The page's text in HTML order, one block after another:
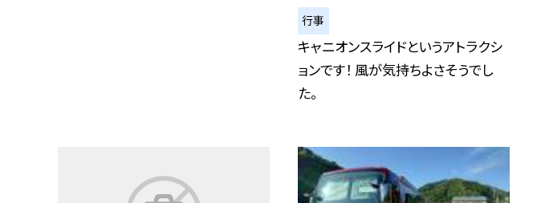
行事
キャニオンスライドというアトラクシ
ョンです！ 風が気持ちよさそうでし
た。